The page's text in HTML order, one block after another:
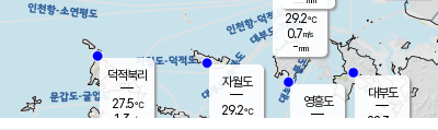
29.2℃
0.7m/s
-mm
영흥도
자월도
29.2℃
대부도
28.3
덕적북리
27.5℃
1.3 m/s